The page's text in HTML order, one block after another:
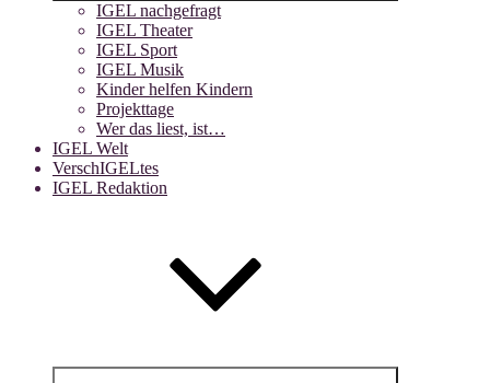
IGEL nachgefragt
IGEL Theater
IGEL Sport
IGEL Musik
Kinder helfen Kindern
Projekttage
Wer das liest, ist…
IGEL Welt
VerschIGELtes
IGEL Redaktion